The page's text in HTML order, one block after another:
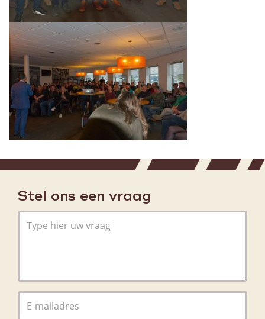
Stel ons een vraag